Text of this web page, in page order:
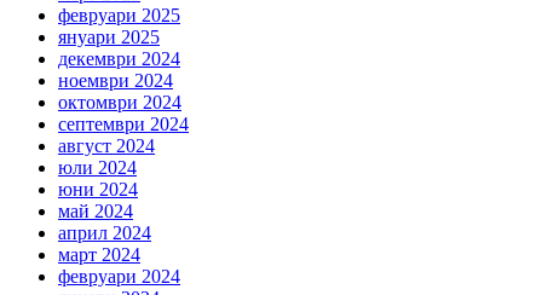
февруари 2025
януари 2025
декември 2024
ноември 2024
октомври 2024
септември 2024
август 2024
юли 2024
юни 2024
май 2024
април 2024
март 2024
февруари 2024